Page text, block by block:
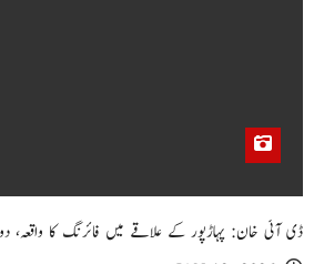
ڈی آئی خان: پہاڑپور کے علاقے میں فائرنگ کا واقعہ،